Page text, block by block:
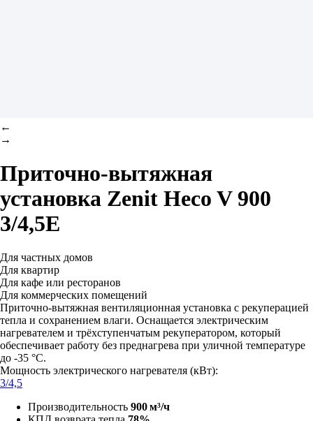
←
→
Приточно-вытяжная
установка Zenit Heco V 900
3/4,5E
Для частных домов
Для квартир
Для кафе или ресторанов
Для коммерческих помещений
Приточно-вытяжная вентиляционная установка с рекуперацией
тепла и сохранением влаги. Оснащается электрическим
нагревателем и трёхступенчатым рекуператором, который
обеспечивает работу без преднагрева при уличной температуре
до -35 °C.
Мощность электрического нагревателя (кВт):
3/4,5
Производительность 900 м³/ч